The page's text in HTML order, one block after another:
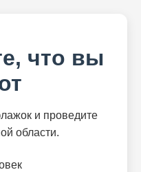
что вы
и проведите
области.